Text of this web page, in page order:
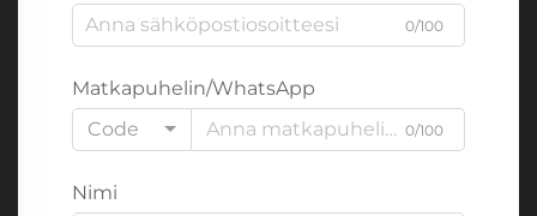
0/100
Matkapuhelin/WhatsApp
Code
0/100
Nimi